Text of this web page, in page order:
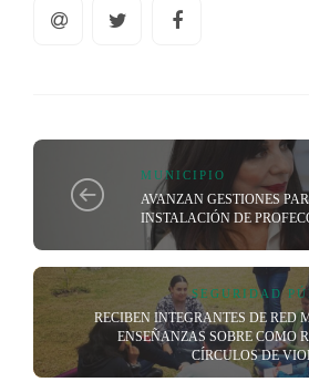
MUNICIPIO
AVANZAN GESTIONES
INSTALACIÓN DE
SEGURIDAD
RECIBEN INTEGRANTES DE RED
ENSEÑANZAS SOBRE COMO
CÍRCULOS DE